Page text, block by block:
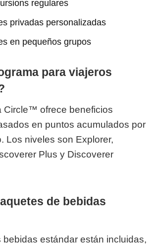
regulares
privadas personalizadas
en pequeños grupos
para viajeros
Circle™ ofrece beneficios
en puntos acumulados por
Los niveles son Explorer,
Plus y Discoverer
de bebidas
bebidas estándar están incluidas,